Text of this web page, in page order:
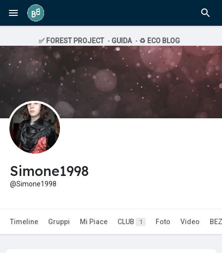
✅ FOREST PROJECT - GUIDA - ♻️ ECO BLOG
Simone1998
@Simone1998
Timeline Gruppi Mi Piace CLUB 1 Foto Video BEZ